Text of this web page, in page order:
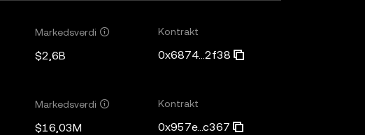
Markedsverdi
$2,6B
Kontrakt
0x6874...2f38
Markedsverdi
$16,03M
Kontrakt
0x957e...c367